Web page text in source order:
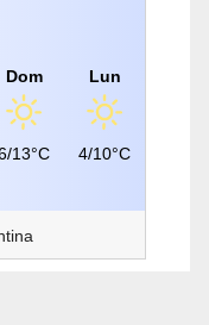
Dom
13°C
Lun
4/10°C